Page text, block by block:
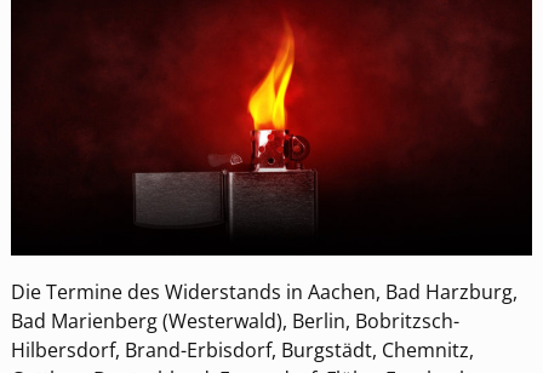
Die Termine des Widerstands in Aachen, Bad Harzburg,
Bad Marienberg (Westerwald), Berlin, Bobritzsch-
Hilbersdorf, Brand-Erbisdorf, Burgstädt, Chemnitz,